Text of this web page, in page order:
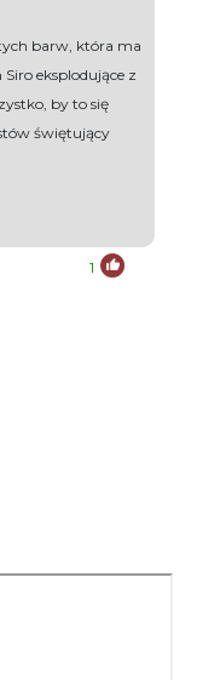
barw, która ma
eksplodujące z
by to się
świętujący
1